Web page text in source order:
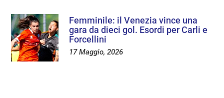
Femminile: il Venezia vince una
gara da dieci gol. Esordi per Carli e
Forcellini
17 Maggio, 2026